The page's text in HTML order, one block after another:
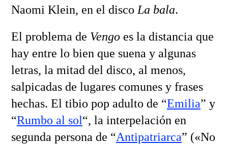
Naomi Klein, en el disco La bala.
El problema de Vengoes la distancia que
hay entre lo bien que suena y algunas
letras, la mitad del disco, al menos,
salpicadas de lugares comunes y frases
hechas. El tibio pop adulto de “Emilia” y
“Rumbo al sol“, la interpelación en
segunda persona de “Antipatriarca” («No